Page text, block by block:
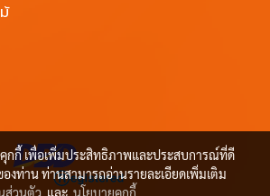
คุกกี้ เพื่อเพิ่มประสิทธิภาพและประสบการณ์ที่ดี
องท่าน ท่านสามารถอ่านรายละเอียดเพิ่มเติม
ส่วนตัว และ นโยบายคุกกี้